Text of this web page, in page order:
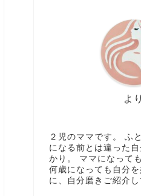
より
２児のママです。 ふ
になる前とは違った
かり。 ママになって
何歳になっても自分
に、自分磨きご紹介し